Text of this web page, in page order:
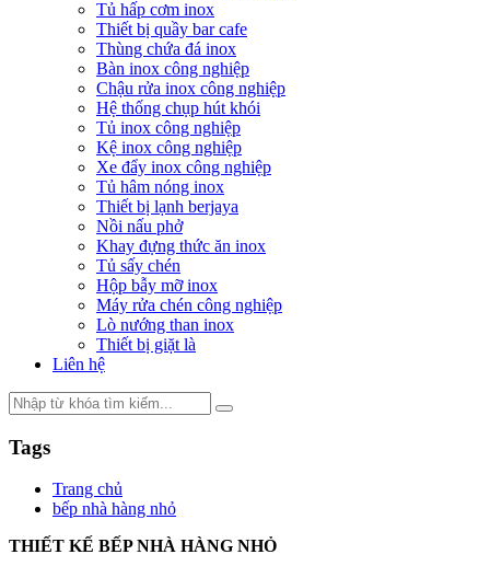
Tủ hấp cơm inox
Thiết bị quầy bar cafe
Thùng chứa đá inox
Bàn inox công nghiệp
Chậu rửa inox công nghiệp
Hệ thống chụp hút khói
Tủ inox công nghiệp
Kệ inox công nghiệp
Xe đẩy inox công nghiệp
Tủ hâm nóng inox
Thiết bị lạnh berjaya
Nồi nấu phở
Khay đựng thức ăn inox
Tủ sấy chén
Hộp bẫy mỡ inox
Máy rửa chén công nghiệp
Lò nướng than inox
Thiết bị giặt là
Liên hệ
Tags
Trang chủ
bếp nhà hàng nhỏ
THIẾT KẾ BẾP NHÀ HÀNG NHỎ